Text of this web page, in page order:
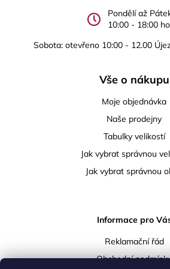
Pondělí až
10:00 - 18:00
Sobota: otevřeno 10:00 - 12.00
Vše o nákupu
Moje objednávka
Naše prodejny
Tabulky velikostí
Jak vybrat správnou
Jak vybrat správnou
Informace pro
Reklamační řád
Obchodní